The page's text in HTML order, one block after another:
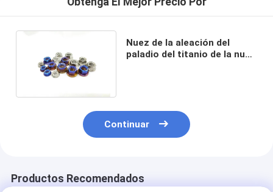
Nuez de la aleación del
paladio del titanio de la nuez
Continuar
Productos Recomendados